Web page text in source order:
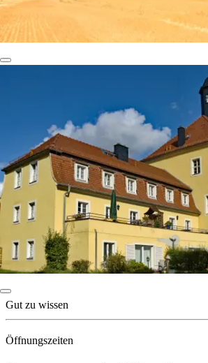
Gut zu wissen
Öffnungszeiten